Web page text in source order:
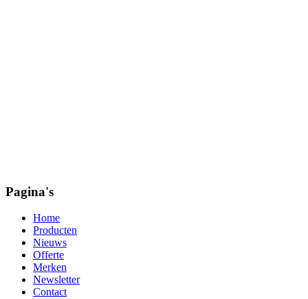
Pagina's
Home
Producten
Nieuws
Offerte
Merken
Newsletter
Contact